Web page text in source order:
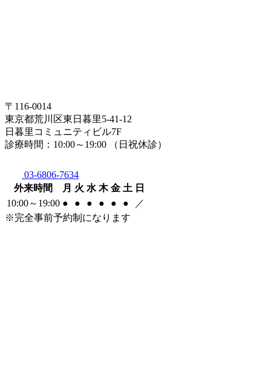
〒116-0014
東京都荒川区東日暮里5-41-12
日暮里コミュニティビル7F
診療時間：10:00～19:00 （日祝休診）
03-6806-7634
外来時間
月 火 水 木 金 土 日
10:00～19:00 ● ● ● ● ● ●
／
※完全事前予約制になります